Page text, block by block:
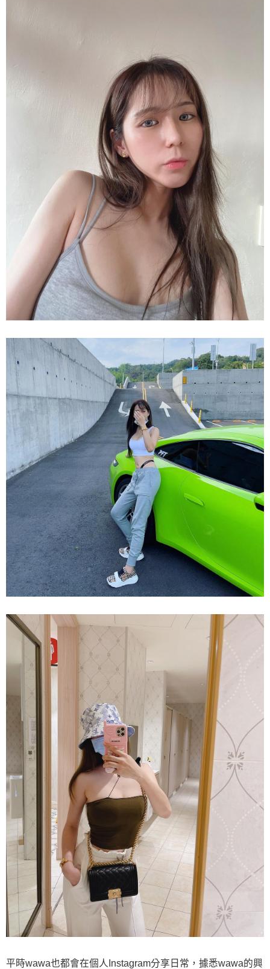
平時wawa也都會在個人Instagram分享日常，據悉wawa的興